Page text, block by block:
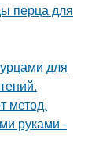
перца для
для
метод.
руками -